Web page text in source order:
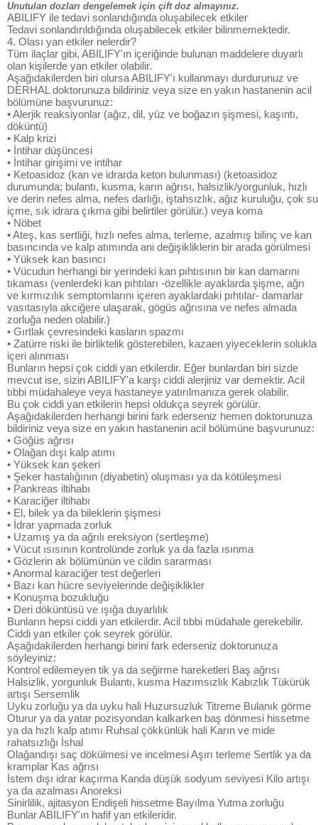
Unutulan dozları dengelemek için çift doz almayınız.
ABILIFY ile tedavi sonlandığında oluşabilecek etkiler
Tedavi sonlandırıldığında oluşabilecek etkiler bilinmemektedir.
4. Olası yan etkiler nelerdir?
Tüm ilaçlar gibi, ABILIFY'ın içeriğinde bulunan maddelere duyarlı
olan kişilerde yan etkiler olabilir.
Aşağıdakilerden biri olursa ABILIFY'ı kullanmayı durdurunuz ve
DERHAL doktorunuza bildiriniz veya size en yakın hastanenin acil
bölümüne başvurunuz:
• Alerjik reaksiyonlar (ağız, dil, yüz ve boğazın şişmesi, kaşıntı,
döküntü)
• Kalp krizi
• İntihar düşüncesi
• İntihar girişimi ve intihar
• Ketoasidoz (kan ve idrarda keton bulunması) (ketoasidoz
durumunda; bulantı, kusma, karın ağrısı, halsizlik/yorgunluk, hızlı
ve derin nefes alma, nefes darlığı, iştahsızlık, ağız kuruluğu, çok su
içme, sık idrara çıkma gibi belirtiler görülür.) veya koma
• Nöbet
• Ateş, kas sertliği, hızlı nefes alma, terleme, azalmış bilinç ve kan
basıncında ve kalp atımında ani değişikliklerin bir arada görülmesi
• Yüksek kan basıncı
• Vücudun herhangi bir yerindeki kan pıhtısının bir kan damarını
tıkaması (venlerdeki kan pıhtıları -özellikle ayaklarda şişme, ağrı
ve kırmızılık semptomlarını içeren ayaklardaki pıhtılar- damarlar
vasıtasıyla akciğere ulaşarak, gögüs ağrısına ve nefes almada
zorluğa neden olabilir.)
• Gırtlak çevresindeki kasların spazmı
• Zatürre riski ile birliktelik gösterebilen, kazaen yiyeceklerin solukla
içeri alınması
Bunların hepsi çok ciddi yan etkilerdir. Eğer bunlardan biri sizde
mevcut ise, sizin ABILIFY'a karşı ciddi alerjiniz var demektir. Acil
tıbbi müdahaleye veya hastaneye yatırılmanıza gerek olabilir.
Bu çok ciddi yan etkilerin hepsi oldukça seyrek görülür.
Aşağıdakilerden herhangi birini fark ederseniz hemen doktorunuza
bildiriniz veya size en yakın hastanenin acil bölümüne başvurunuz:
• Göğüs ağrısı
• Olağan dışı kalp atımı
• Yüksek kan şekeri
• Şeker hastalığının (diyabetin) oluşması ya da kötüleşmesi
• Pankreas iltihabı
• Karaciğer iltihabı
• El, bilek ya da bileklerin şişmesi
• İdrar yapmada zorluk
• Uzamış ya da ağrılı ereksiyon (sertleşme)
• Vücut ısısının kontrolünde zorluk ya da fazla ısınma
• Gözlerin ak bölümünün ve cildin sararması
• Anormal karaciğer test değerleri
• Bazı kan hücre seviyelerinde değişiklikler
• Konuşma bozukluğu
• Deri döküntüsü ve ışığa duyarlılık
Bunların hepsi ciddi yan etkilerdir. Acil tıbbi müdahale gerekebilir.
Ciddi yan etkiler çok seyrek görülür.
Aşağıdakilerden herhangi birini fark ederseniz doktorunuza
söyleyiniz:
Kontrol edilemeyen tik ya da seğirme hareketleri Baş ağrısı
Halsizlik, yorgunluk Bulantı, kusma Hazımsızlık Kabızlık Tükürük
artışı Sersemlik
Uyku zorluğu ya da uyku hali Huzursuzluk Titreme Bulanık görme
Oturur ya da yatar pozisyondan kalkarken baş dönmesi hissetme
ya da hızlı kalp atımı Ruhsal çökkünlük hali Karın ve mide
rahatsızlığı İshal
Olağandışı saç dökülmesi ve incelmesi Aşırı terleme Sertlik ya da
kramplar Kas ağrısı
İstem dışı idrar kaçırma Kanda düşük sodyum seviyesi Kilo artışı
ya da azalması Anoreksi
Sinirlilik, ajitasyon Endişeli hissetme Bayılma Yutma zorluğu
Bunlar ABILIFY'ın hafif yan etkileridir.